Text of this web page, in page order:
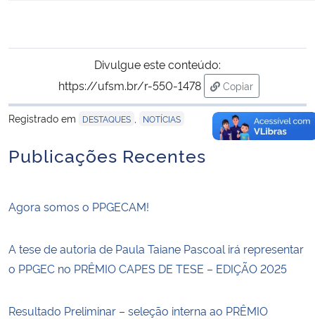
Divulgue este conteúdo:
https://ufsm.br/r-550-1478
Copiar
para área de
Registrado em
DESTAQUES NOTÍCIAS
Publicações Recentes
Agora somos o PPGECAM!
A tese de autoria de Paula Taiane Pascoal irá representar
o PPGEC no PRÊMIO CAPES DE TESE – EDIÇÃO 2025
Resultado Preliminar – seleção interna ao PRÊMIO